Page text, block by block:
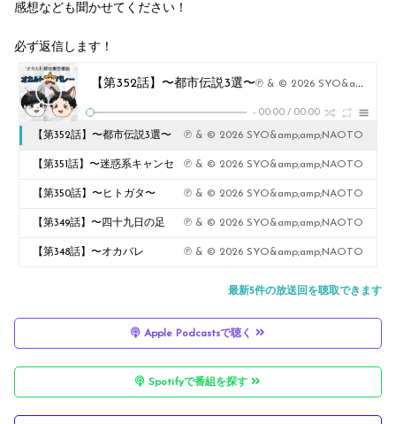
感想なども聞かせてください！
必ず返信します！
【第352話】〜都市伝説3選〜℗ & © 2026 SYO&amp;amp;NAOTO
- 00:00 / 00:00
【第352話】〜都市伝説3選〜 ℗ & © 2026 SYO&amp;amp;NAOTO
【第351話】〜迷惑系キャンセ
ルジジイ〜【投稿】
℗ & © 2026 SYO&amp;amp;NAOTO
【第350話】〜ヒトガタ〜 ℗ & © 2026 SYO&amp;amp;NAOTO
【第349話】〜四十九日の足
音〜【投稿】
℗ & © 2026 SYO&amp;amp;NAOTO
【第348話】〜オカバレ ℗ & © 2026 SYO&amp;amp;NAOTO
最新5件の放送回を聴取できます
Apple Podcastsで聴く
Spotifyで番組を探す